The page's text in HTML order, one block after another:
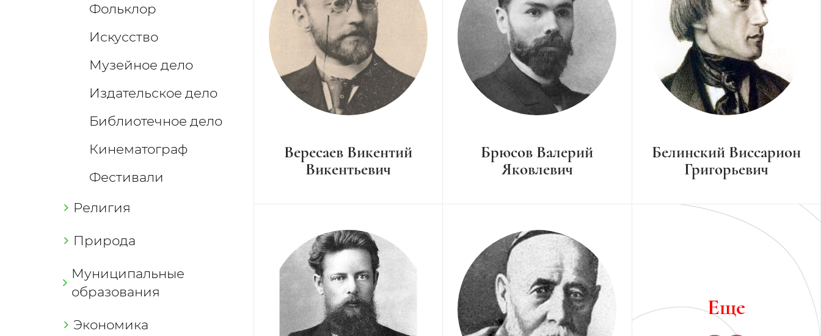
Фольклор
Искусство
Музейное дело
Издательское дело
Библиотечное дело
Кинематограф
Фестивали
Религия
Природа
Муниципальные
образования
Экономика
Вересаев Викентий
Викентьевич
Брюсов Валерий
Яковлевич
Белинский Виссарион
Григорьевич
Еще